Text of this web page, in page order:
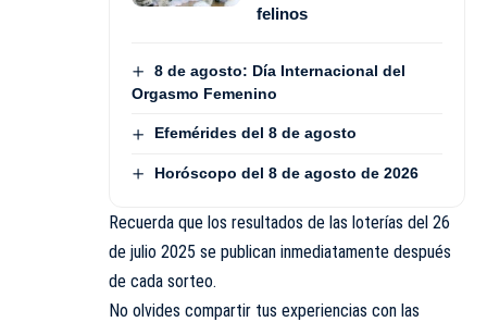
felinos
8 de agosto: Día Internacional del
Orgasmo Femenino
Efemérides del 8 de agosto
Horóscopo del 8 de agosto de 2026
Recuerda que los resultados de las loterías del 26
de julio 2025 se publican inmediatamente después
de cada sorteo.
No olvides compartir tus experiencias con las